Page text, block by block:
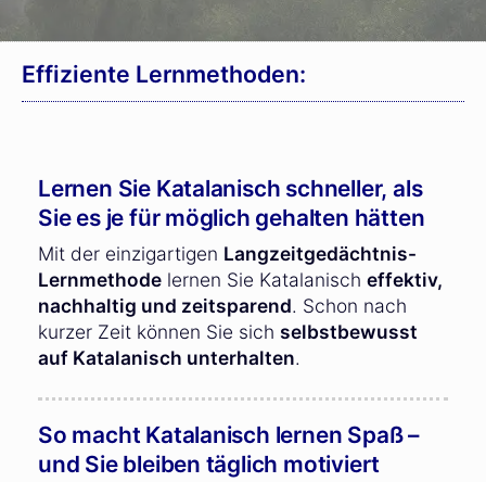
Effiziente Lernmethoden:
Lernen Sie Katalanisch schneller, als
Sie es je für möglich gehalten hätten
Mit der einzigartigen Langzeitgedächtnis-
Lernmethode lernen Sie Katalanisch effektiv,
nachhaltig und zeitsparend. Schon nach
kurzer Zeit können Sie sich selbstbewusst
auf Katalanisch unterhalten.
So macht Katalanisch lernen Spaß –
und Sie bleiben täglich motiviert